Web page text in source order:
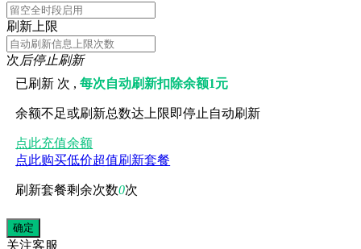
刷新上限
次后停止刷新
已刷新 次 ,每次自动刷新扣除余额1元
余额不足或刷新总数达上限即停止自动刷新
点此充值余额
点此购买低价超值刷新套餐
刷新套餐剩余次数0次
关注客服